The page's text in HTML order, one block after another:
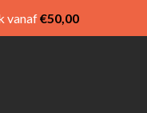
vanaf€50,00